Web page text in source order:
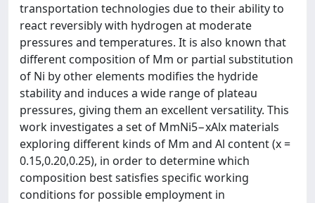
transportation technologies due to their ability to
react reversibly with hydrogen at moderate
pressures and temperatures. It is also known that
different composition of Mm or partial substitution
of Ni by other elements modifies the hydride
stability and induces a wide range of plateau
pressures, giving them an excellent versatility. This
work investigates a set of MmNi5−xAlx materials
exploring different kinds of Mm and Al content (x =
0.15,0.20,0.25), in order to determine which
composition best satisfies specific working
conditions for possible employment in